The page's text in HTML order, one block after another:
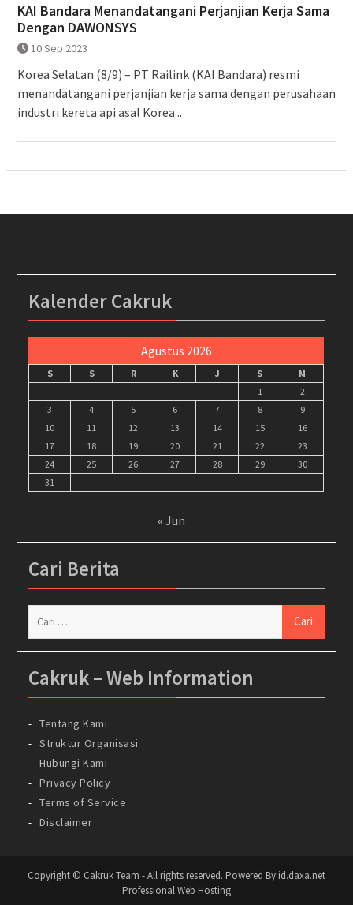
KAI Bandara Menandatangani Perjanjian Kerja Sama
Dengan DAWONSYS
10 Sep 2023
Korea Selatan (8/9) – PT Railink (KAI Bandara) resmi
menandatangani perjanjian kerja sama dengan perusahaan
industri kereta api asal Korea...
Kalender Cakruk
Agustus 2026
S S R K J S
M
1
2
3
4 5 6 7 8
9
10
11 12 13 14 15
16
17
18 19 20 21 22
23
24
25 26 27 28 29
30
31
« Jun
Cari Berita
Cakruk – Web Information
Tentang Kami
Struktur Organisasi
Hubungi Kami
Privacy Policy
Terms of Service
Disclaimer
Copyright © Cakruk Team - All rights reserved. Powered By id.daxa.net
Professional Web Hosting